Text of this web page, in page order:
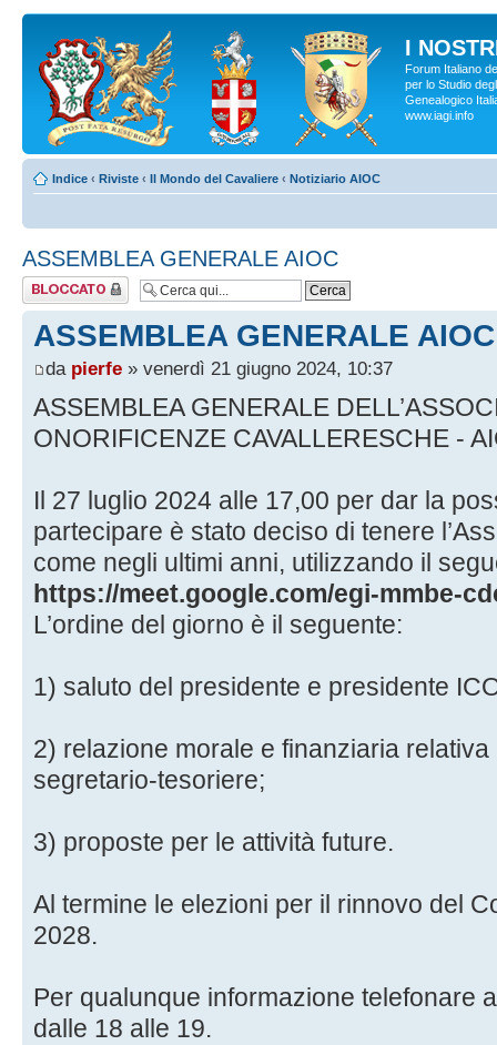
I
Forum Italiano
per lo Studio
Genealogico
www.iagi.info
Indice ‹ Riviste ‹ Il Mondo del Cavaliere ‹ Notiziario AIOC
ASSEMBLEA GENERALE AIOC
Argomento
bloccato
ASSEMBLEA GENERALE AIOC
da pierfe » venerdì 21 giugno 2024, 10:37
ASSEMBLEA GENERALE
ONORIFICENZE CAVALLERESCHE -
Il 27 luglio 2024 alle 17,00 per dar la
partecipare è stato deciso di tenere
come negli ultimi anni, utilizzando il
https://meet.google.com/egi-mmbe-
L’ordine del giorno è il seguente:
1) saluto del presidente e presidente
2) relazione morale e finanziaria
segretario-tesoriere;
3) proposte per le attività future.
Al termine le elezioni per il rinnovo del
2028.
Per qualunque informazione telefonare
dalle 18 alle 19.